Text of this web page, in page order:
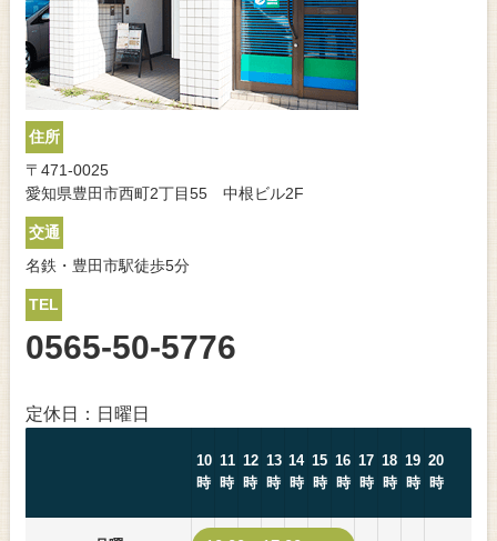
住所
〒471-0025
愛知県豊田市西町2丁目55 中根ビル2F
交通
名鉄・豊田市駅徒歩5分
TEL
0565-50-5776
定休日：日曜日
10
時
11
時
12
時
13
時
14
時
15
時
16
時
17
時
18
時
19
時
20
時